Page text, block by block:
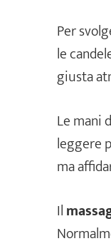
Per
le
giusta
Le mani
leggere
ma
Il